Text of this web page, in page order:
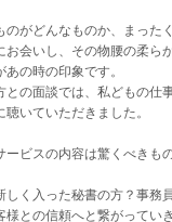
がどんなものか、まった
会いし、その物腰の柔ら
の時の印象です。
との面談では、私どもの仕
いていただきました。
ビスの内容は驚くべきも
しく入った秘書の方？事務
との信頼へと繋がってい